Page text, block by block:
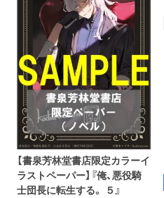
【書泉芳林堂書店限定カラーイ
ラストペーパー】『俺、悪役騎
士団長に転生する。 ５』